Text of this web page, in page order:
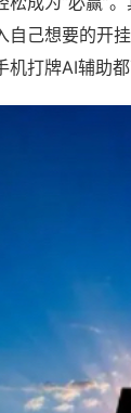
自己想要的开
打牌AI辅助都